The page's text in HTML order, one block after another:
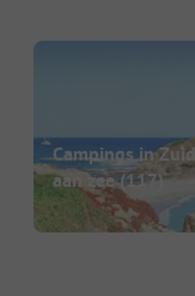
Campings in
aan zee(117)